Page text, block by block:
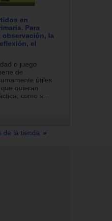
en
Para
observación, la
el
o juego
de
útiles
quieran
como s...
de la tienda